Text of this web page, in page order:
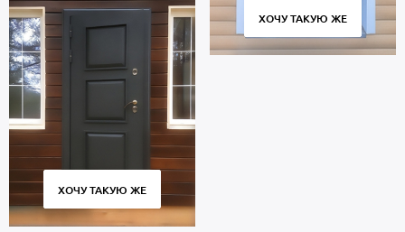
ХОЧУ ТАКУЮ ЖЕ
ХОЧУ ТАКУЮ ЖЕ